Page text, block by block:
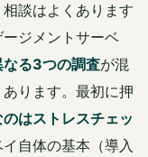
談はよくあります
ジメントサーベ
なる3つの調査が混
ります。最初に押
はストレスチェッ
自体の基本（導入